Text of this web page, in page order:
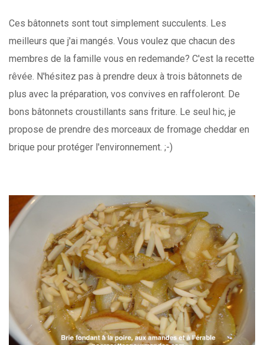
Ces bâtonnets sont tout simplement succulents. Les
meilleurs que j'ai mangés. Vous voulez que chacun des
membres de la famille vous en redemande? C'est la recette
rêvée. N'hésitez pas à prendre deux à trois bâtonnets de
plus avec la préparation, vos convives en raffoleront. De
bons bâtonnets croustillants sans friture. Le seul hic, je
propose de prendre des morceaux de fromage cheddar en
brique pour protéger l'environnement. ;-)